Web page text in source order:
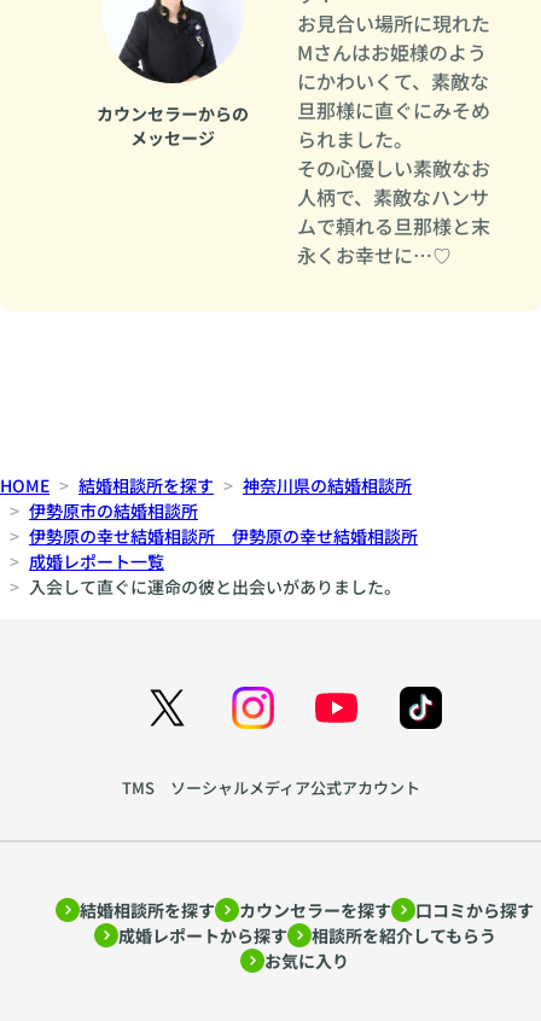
カウンセラーからの
メッセージ
お見合い場所に現れた
Mさんはお姫様のよう
にかわいくて、素敵な
旦那様に直ぐにみそめ
られました。
その心優しい素敵なお
人柄で、素敵なハンサ
ムで頼れる旦那様と末
永くお幸せに…♡
HOME 結婚相談所を探す
神奈川県の結婚相談所
伊勢原市の結婚相談所
伊勢原の幸せ結婚相談所 伊勢原の幸せ結婚相談所
成婚レポート一覧
入会して直ぐに運命の彼と出会いがありました。
TMS ソーシャルメディア公式アカウント
結婚相談所を探す カウンセラーを探す
口コミから探す
成婚レポートから探す
相談所を紹介してもらう
お気に入り